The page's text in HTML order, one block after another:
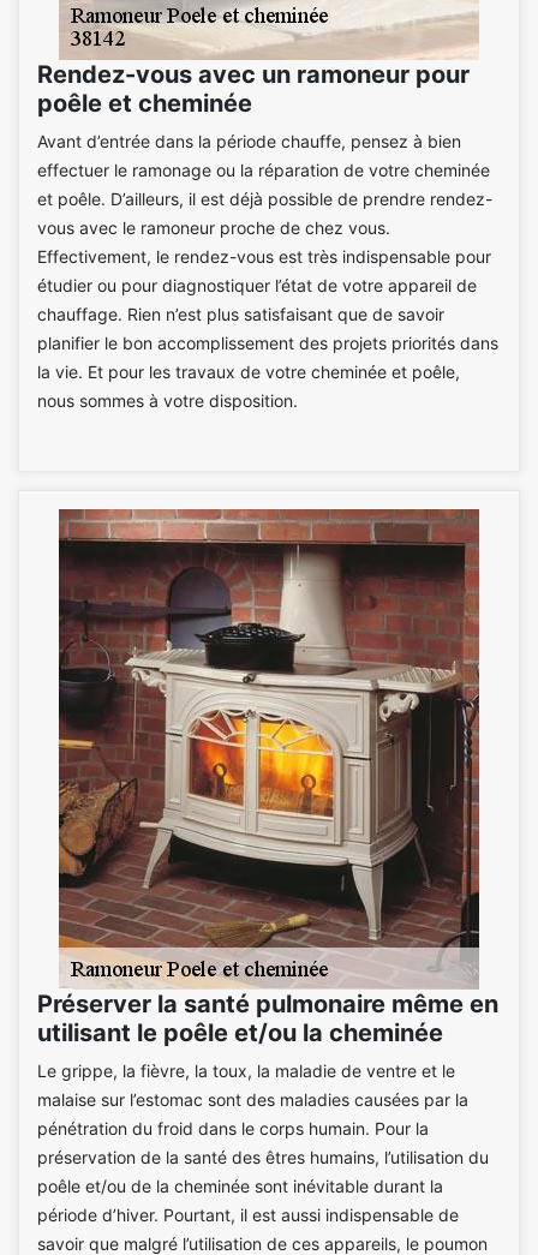
Rendez-vous avec un ramoneur pour
poêle et cheminée
Avant d’entrée dans la période chauffe, pensez à bien
effectuer le ramonage ou la réparation de votre cheminée
et poêle. D’ailleurs, il est déjà possible de prendre rendez-
vous avec le ramoneur proche de chez vous.
Effectivement, le rendez-vous est très indispensable pour
étudier ou pour diagnostiquer l’état de votre appareil de
chauffage. Rien n’est plus satisfaisant que de savoir
planifier le bon accomplissement des projets priorités dans
la vie. Et pour les travaux de votre cheminée et poêle,
nous sommes à votre disposition.
Préserver la santé pulmonaire même en
utilisant le poêle et/ou la cheminée
Le grippe, la fièvre, la toux, la maladie de ventre et le
malaise sur l’estomac sont des maladies causées par la
pénétration du froid dans le corps humain. Pour la
préservation de la santé des êtres humains, l’utilisation du
poêle et/ou de la cheminée sont inévitable durant la
période d’hiver. Pourtant, il est aussi indispensable de
savoir que malgré l’utilisation de ces appareils, le poumon